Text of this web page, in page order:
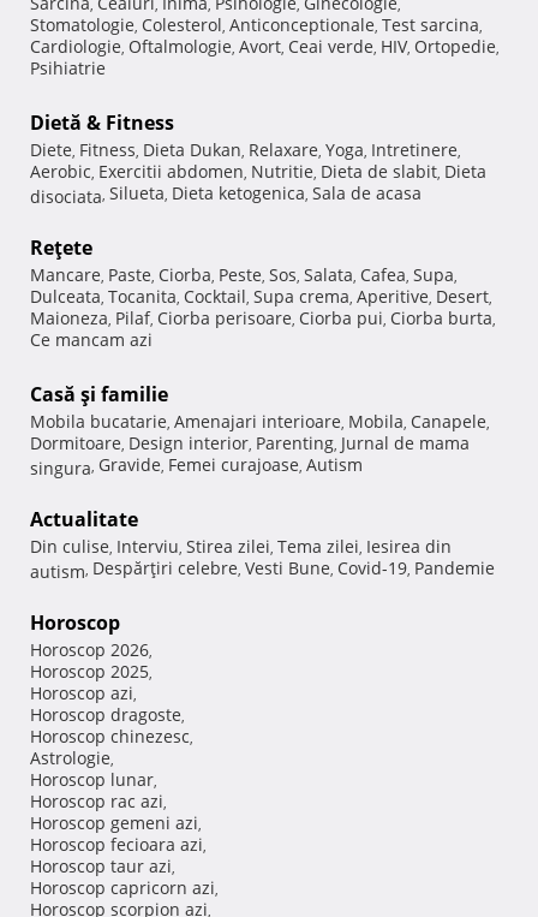
, , , , ,
Stomatologie, Colesterol, Anticonceptionale, Test sarcina,
Cardiologie, Oftalmologie, Avort, Ceai verde, HIV, Ortopedie,
Psihiatrie
Dietă & Fitness
Diete, Fitness, Dieta Dukan, Relaxare, Yoga, Intretinere,
Aerobic, Exercitii abdomen, Nutritie, Dieta de slabit, Dieta
disociata, Silueta, Dieta ketogenica, Sala de acasa
Reţete
Mancare, Paste, Ciorba, Peste, Sos, Salata, Cafea, Supa,
Dulceata, Tocanita, Cocktail, Supa crema, Aperitive, Desert,
Maioneza, Pilaf, Ciorba perisoare, Ciorba pui, Ciorba burta,
Ce mancam azi
Casă şi familie
Mobila bucatarie, Amenajari interioare, Mobila, Canapele,
Dormitoare, Design interior, Parenting, Jurnal de mama
singura, Gravide, Femei curajoase, Autism
Actualitate
Din culise, Interviu, Stirea zilei, Tema zilei, Iesirea din
autism, Despărţiri celebre, Vesti Bune, Covid-19, Pandemie
Horoscop
Horoscop 2026,
Horoscop 2025,
Horoscop azi,
Horoscop dragoste,
Horoscop chinezesc,
Astrologie,
Horoscop lunar,
Horoscop rac azi,
Horoscop gemeni azi,
Horoscop fecioara azi,
Horoscop taur azi,
Horoscop capricorn azi,
Horoscop scorpion azi,